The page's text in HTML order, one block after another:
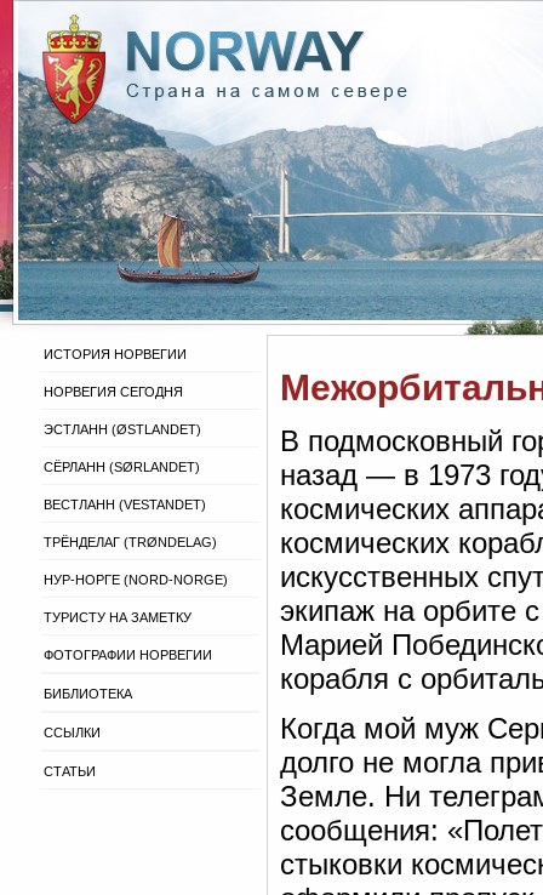
ИСТОРИЯ НОРВЕГИИ
НОРВЕГИЯ СЕГОДНЯ
ЭСТЛАНН (ØSTLANDET)
СЁРЛАНН (SØRLANDET)
ВЕСТЛАНН (VESTANDET)
ТРЁНДЕЛАГ (TRØNDELAG)
НУР-НОРГЕ (NORD-NORGE)
ТУРИСТУ НА ЗАМЕТКУ
ФОТОГРАФИИ НОРВЕГИИ
БИБЛИОТЕКА
ССЫЛКИ
СТАТЬИ
В подмосковный
назад — в 1973
космических
космических
искусственных
экипаж на орбите
Марией
корабля с
Когда мой муж
долго не могла
Земле. Ни
сообщения:
стыковки